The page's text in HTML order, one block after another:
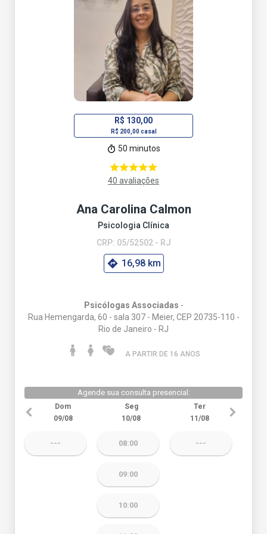
R$ 130,00
R$ 200,00 casal
50 minutos
40 avaliações
Ana Carolina Calmon
Psicologia Clínica
CRP: 05/52502 - RJ
16,98 km
Psicólogas Associadas -
Rua Hemengarda, 60 - sala 307 - Meier, CEP 20735-110 -
Rio de Janeiro - RJ
A PARTIR DE 16 ANOS
Agende sua consulta presencial:
Dom
09/08
Seg
10/08
Ter
11/08
--- 08:00
09:00
10:00
---